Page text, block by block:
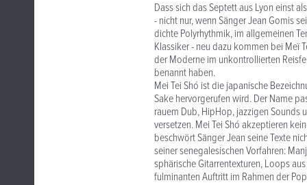
Dass sich das Septett aus Lyon einst
- nicht nur, wenn Sänger Jean Gomis
dichte Polyrhythmik, im allgemeinen
Klassiker - neu dazu kommen bei Meï
der Moderne im unkontrollierten
benannt haben.
Mei Tei Shó ist die japanische
Sake hervorgerufen wird. Der Name
rauem Dub, HipHop, jazzigen Sounds
versetzen. Mei Tei Shó akzeptieren
beschwört Sänger Jean seine Texte
seiner senegalesischen Vorfahren:
sphärische Gitarrentexturen, Loops
fulminanten Auftritt im Rahmen der